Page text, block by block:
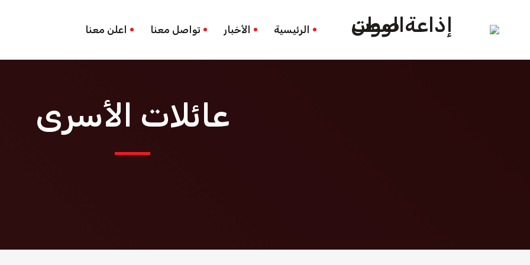
الرئيسية الأخبار تواصل معنا اعلن معنا
عائلات الأسرى
عائلات الأسرى